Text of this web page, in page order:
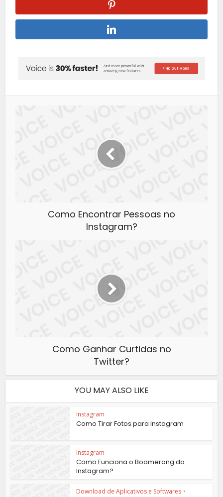
Como Encontrar Pessoas no
Instagram?
Como Ganhar Curtidas no
Twitter?
YOU MAY ALSO LIKE
Instagram
Como Tirar Fotos para Instagram
Instagram
Como Funciona o Boomerang do
Instagram?
Download de Aplicativos e Softwares •